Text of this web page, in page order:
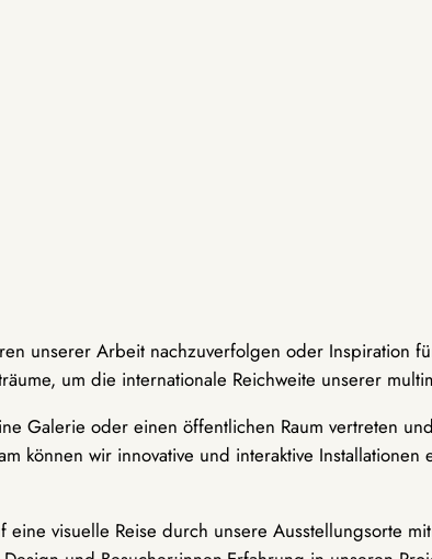
unserer Arbeit nachzuverfolgen oder Inspiration
um die internationale Reichweite unserer
Galerie oder einen öffentlichen Raum vertreten
können wir innovative und interaktive
eine visuelle Reise durch unsere